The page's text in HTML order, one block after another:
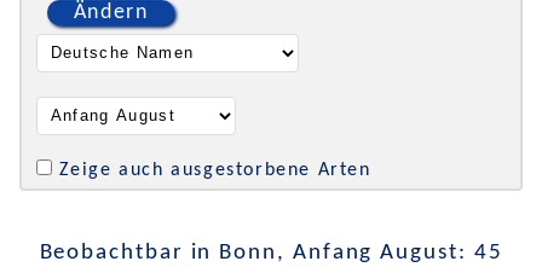
Ändern
Zeige auch ausgestorbene Arten
Beobachtbar in Bonn, Anfang August: 45